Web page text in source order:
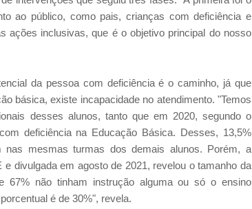
ao público, como pais, crianças com deficiência e
ações inclusivas, que é o objetivo principal do nosso
da pessoa com deficiência é o caminho, já que
básica, existe incapacidade no atendimento. "Temos
desses alunos, tanto que em 2020, segundo o
deficiência na Educação Básica. Desses, 13,5%
mesmas turmas dos demais alunos. Porém, a
divulgada em agosto de 2021, revelou o tamanho da
67% não tinham instrução alguma ou só o ensino
é de 30%", revela.